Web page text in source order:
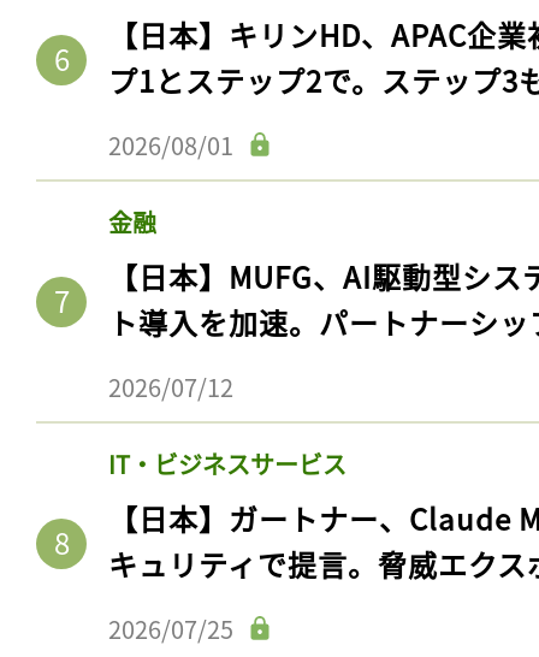
【日本】キリンHD、APAC企
プ1とステップ2で。ステップ3
2026/08/01
金融
【日本】MUFG、AI駆動型シ
ト導入を加速。パートナーシ
2026/07/12
IT・ビジネスサービス
【日本】ガートナー、Claude
キュリティで提言。脅威エク
2026/07/25
記事をお気に入りに
ログインが必